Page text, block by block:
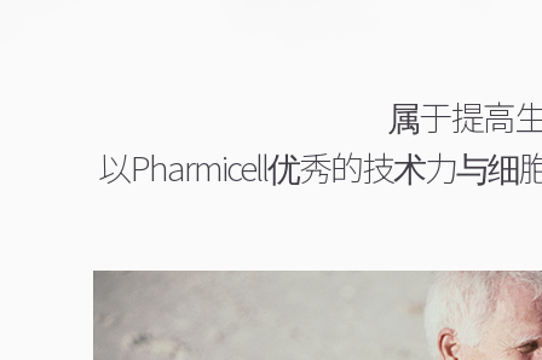
属于提高
以Pharmicell优秀的技术力与